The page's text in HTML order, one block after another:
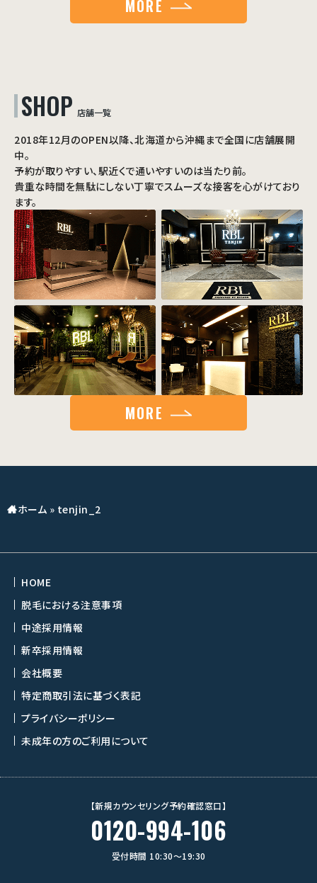
MORE
SHOP 店舗一覧
2018年12月のOPEN以降、北海道から沖縄まで全国に店舗展開
中。
予約が取りやすい、駅近くで通いやすいのは当たり前。
貴重な時間を無駄にしない丁寧でスムーズな接客を心がけており
ます。
MORE
ホーム » tenjin_2
HOME
脱毛における注意事項
中途採用情報
新卒採用情報
会社概要
特定商取引法に基づく表記
プライバシーポリシー
未成年の方のご利用について
【新規カウンセリング予約確認窓口】
0120-994-106
受付時間 10:30〜19:30